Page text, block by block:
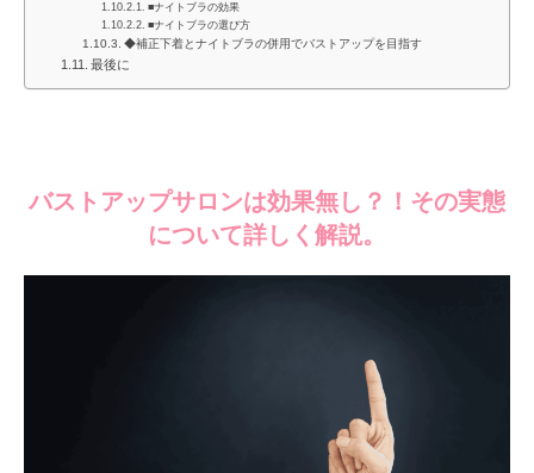
■ナイトブラの効果
■ナイトブラの選び方
◆補正下着とナイトブラの併用でバストアップを目指す
最後に
バストアップサロンは効果無し？！その実態
について詳しく解説。